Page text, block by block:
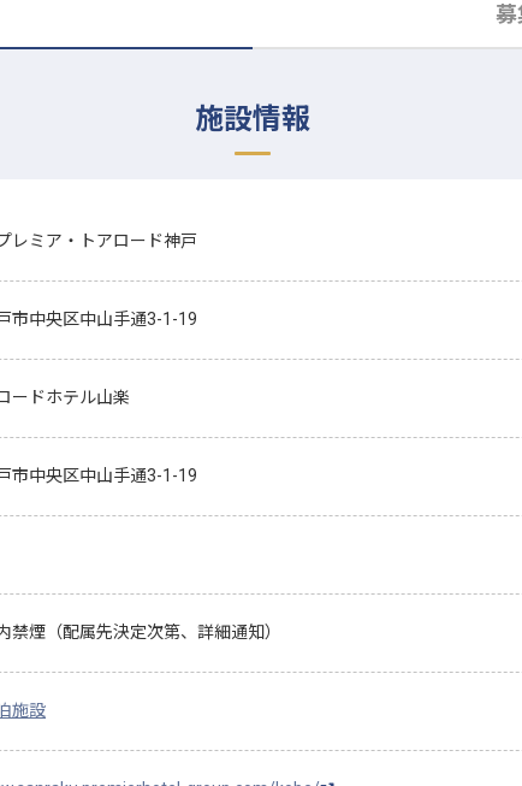
募
施設情報
レミア・トアロード神戸
市中央区中山手通3-1-19
ードホテル山楽
市中央区中山手通3-1-19
禁煙（配属先決定次第、詳細通知）
施設